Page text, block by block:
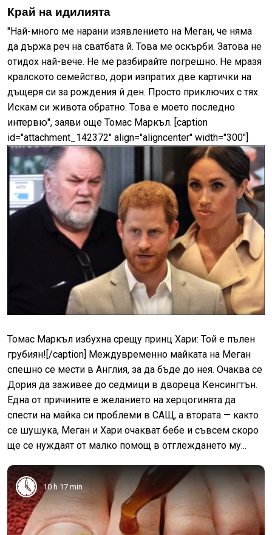
Край на идилията
"Най-много ме нарани изявлението на Меган, че няма
да държа реч на сватбата й. Това ме оскърби. Затова не
отидох най-вече. Не ме разбирайте погрешно. Не мразя
кралското семейство, дори изпратих две картички на
дъщеря си за рождения й ден. Просто приключих с тях.
Искам си живота обратно. Това е моето последно
интервю", заяви още Томас Маркъл. [caption
id="attachment_142372" align="aligncenter" width="300"]
Томас Маркъл избухна срещу принц Хари: Той е пълен
грубиян![/caption] Междувременно майката на Меган
спешно се мести в Англия, за да бъде до нея. Очаква се
Дория да заживее до седмици в двореца Кенсингтън.
Една от причините е желанието на херцогинята да
спести на майка си проблеми в САЩ, а втората — както
се шушука, Меган и Хари очакват бебе и съвсем скоро
ще се нуждаят от малко помощ в отглеждането му...
10 h 17 min